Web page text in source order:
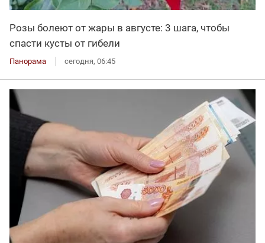
Розы болеют от жары в августе: 3 шага, чтобы
спасти кусты от гибели
Панорама сегодня, 06:45